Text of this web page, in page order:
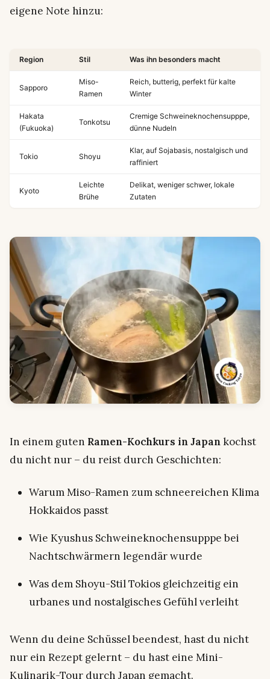
eigene Note hinzu:
Region Stil Was ihn besonders macht
Sapporo
Miso-
Ramen
Reich, butterig, perfekt für kalte
Winter
Hakata
(Fukuoka)
Tonkotsu
Cremige Schweineknochensupppe,
dünne Nudeln
Tokio Shoyu
Klar, auf Sojabasis, nostalgisch und
raffiniert
Kyoto
Leichte
Brühe
Delikat, weniger schwer, lokale
Zutaten
In einem guten Ramen-Kochkurs in Japankochst
du nicht nur – du reist durch Geschichten:
Warum Miso-Ramen zum schneereichen Klima
Hokkaidos passt
Wie Kyushus Schweineknochensupppe bei
Nachtschwärmern legendär wurde
Was dem Shoyu-Stil Tokios gleichzeitig ein
urbanes und nostalgisches Gefühl verleiht
Wenn du deine Schüssel beendest, hast du nicht
nur ein Rezept gelernt – du hast eine Mini-
Kulinarik-Tour durch Japan gemacht.